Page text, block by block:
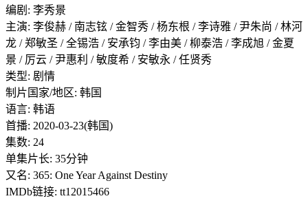
编剧: 李秀景
主演: 李俊赫 / 南志铉 / 金智秀 / 杨东根 / 李诗雅 / 尹朱尚 / 林河
龙 / 郑敏圣 / 全锡浩 / 安承钧 / 李由美 / 柳泰浩 / 李成旭 / 金夏
景 / 厉云 / 尹惠利 / 敏度希 / 安敏永 / 任贤秀
类型: 剧情
制片国家/地区: 韩国
语言: 韩语
首播: 2020-03-23(韩国)
集数: 24
单集片长: 35分钟
又名: 365: One Year Against Destiny
IMDb链接: tt12015466